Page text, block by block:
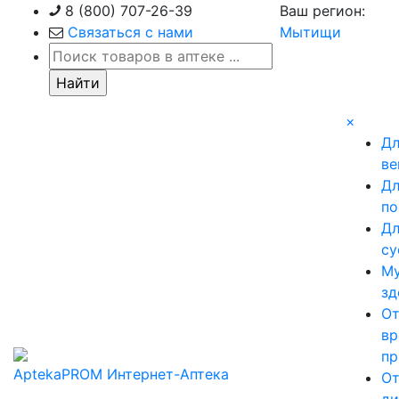
content
8 (800) 707-26-39
Связаться с нами
Ваш регион:
Мытищи
AptekaPROM Интернет-Аптека
×